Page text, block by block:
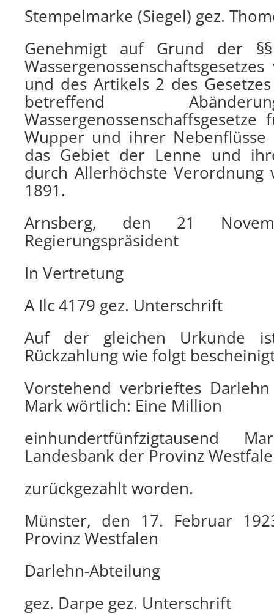
Stempelmarke (Siegel) gez.
Genehmigt auf Grund der
und des Artikels 2 des
betreffend
Wupper und ihrer
das Gebiet der Lenne und
durch Allerhöchste Verordnung
1891.
Arnsberg, den 21
Regierungspräsident
In Vertretung
A Ilc 4179 gez. Unterschrift
Auf der gleichen Urkunde
Rückzahlung wie folgt
Vorstehend verbrieftes
Mark wörtlich: Eine Million
Landesbank der Provinz
zurückgezahlt worden.
Münster, den 17. Februar
Provinz Westfalen
Darlehn-Abteilung
gez. Darpe gez. Unterschrift